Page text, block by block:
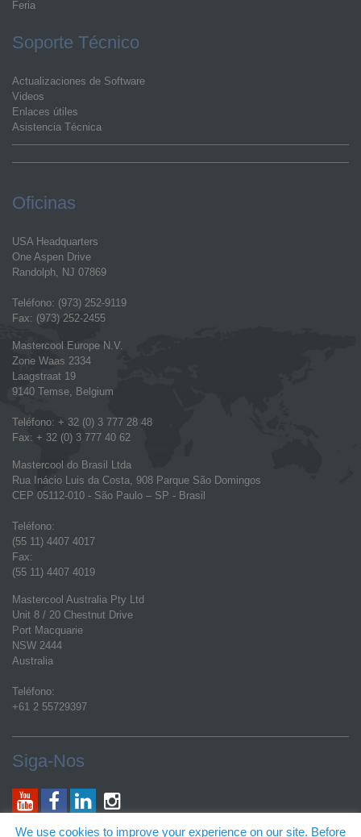
Feria
Soporte Técnico
Actualizaciones de Software
Videos
Enlaces útiles
Asistencia Técnica
Oficinas
USA Headquarters
One Aspen Drive
Randolph, NJ 07869
Teléfono: (973) 252-9119
Fax: (973) 252-2455
Mastercool Europe N.V.
Zone Waas 2334
Laagstraat 19
9140 Temse, Belgium
Teléfono: + 32 (0) 3 777 28 48
Fax: + 32 (0) 3 777 40 62
Mastercool do Brasil Ltda
Rua Inácio Luis da Costa, 908 Parque São Domingos
CEP 05112-010 - São Paulo – SP - Brasil
Teléfono:
(55 11) 4407 4017
Fax:
(55 11) 4407 4019
Mastercool Australia Pty Ltd
Unit 8 / 20 Chestnut Drive
Port Macquarie
NSW 2444
Australia
Teléfono:
+61 2 55729397
Siga-Nos
We use cookies to improve your experience on our site. Before